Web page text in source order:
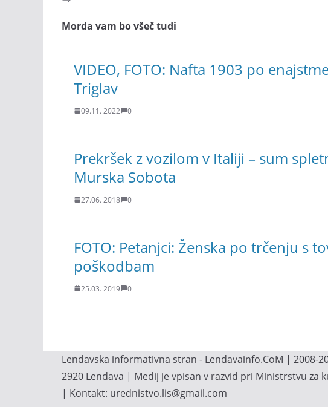
Morda vam bo všeč tudi
VIDEO, FOTO: Nafta 1903 po
Triglav
09.11. 2022 0
Prekršek z vozilom v Italiji – sum
Murska Sobota
27.06. 2018 0
FOTO: Petanjci: Ženska po trčenju s
poškodbam
25.03. 2019 0
Lendavska informativna stran - Lendavainfo.CoM | 2008-
2920 Lendava | Medij je vpisan v razvid pri Ministrstvu za
| Kontakt: urednistvo.lis@gmail.com